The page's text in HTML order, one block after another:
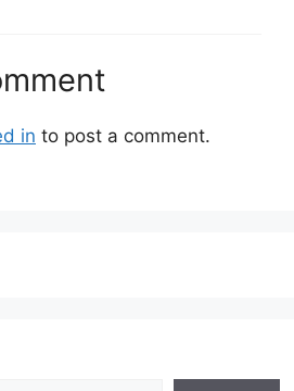
in to post a comment.